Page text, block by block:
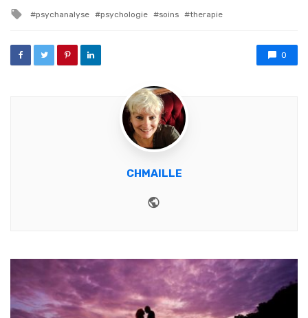
Tagged with
psychanalyse psychologie soins therapie
0
CHMAILLE